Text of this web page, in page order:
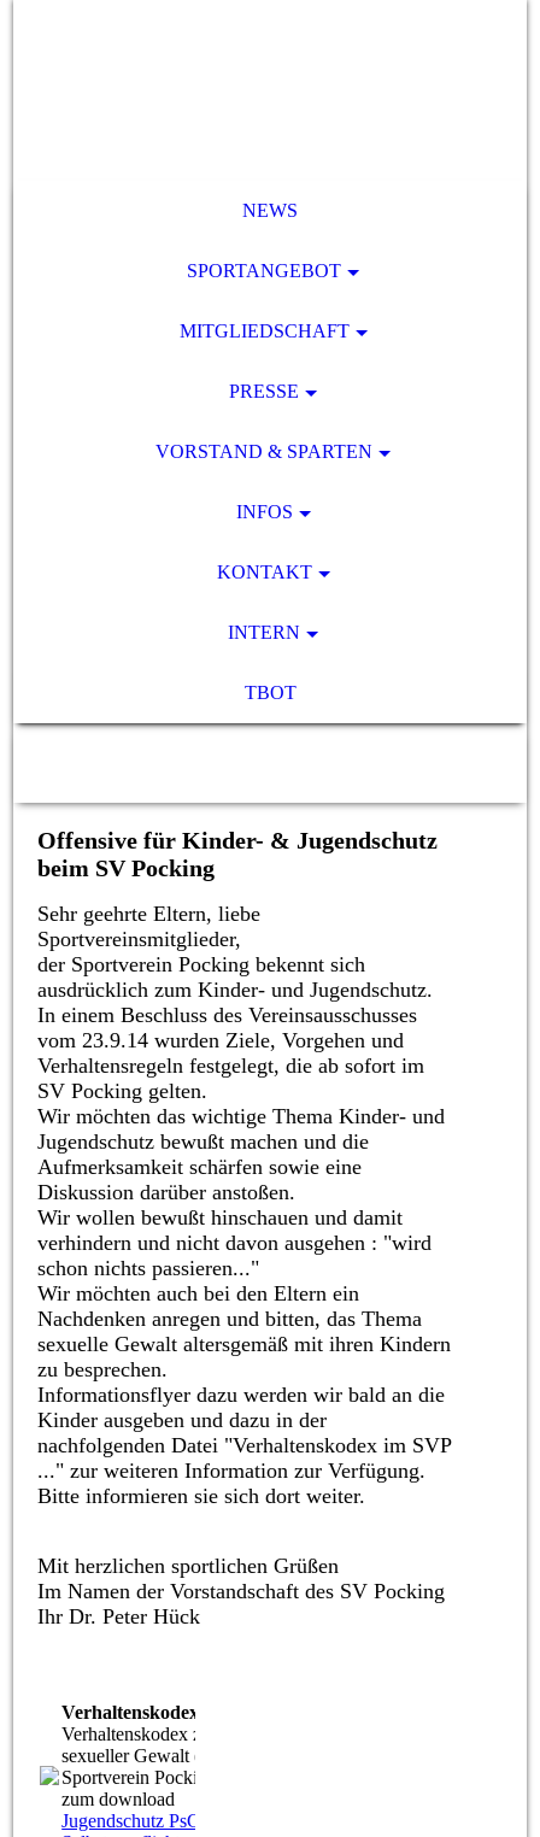
NEWS
SPORTANGEBOT
MITGLIEDSCHAFT
PRESSE
VORSTAND & SPARTEN
INFOS
KONTAKT
INTERN
TBOT
Offensive für Kinder- & Jugendschutz
beim SV Pocking
Sehr geehrte Eltern, liebe
Sportvereinsmitglieder,
der Sportverein Pocking bekennt sich
ausdrücklich zum Kinder- und Jugendschutz.
In einem Beschluss des Vereinsausschusses
vom 23.9.14 wurden Ziele, Vorgehen und
Verhaltensregeln festgelegt, die ab sofort im
SV Pocking gelten.
Wir möchten das wichtige Thema Kinder- und
Jugendschutz bewußt machen und die
Aufmerksamkeit schärfen sowie eine
Diskussion darüber anstoßen.
Wir wollen bewußt hinschauen und damit
verhindern und nicht davon ausgehen : "wird
schon nichts passieren..."
Wir möchten auch bei den Eltern ein
Nachdenken anregen und bitten, das Thema
sexuelle Gewalt altersgemäß mit ihren Kindern
zu besprechen.
Informationsflyer dazu werden wir bald an die
Kinder ausgeben und dazu in der
nachfolgenden Datei "Verhaltenskodex im SVP
..." zur weiteren Information zur Verfügung.
Bitte informieren sie sich dort weiter.
Mit herzlichen sportlichen Grüßen
Im Namen der Vorstandschaft des SV Pocking
Ihr Dr. Peter Hück
Verhaltenskodex
Verhaltenskodex zur Prävention
sexueller Gewalt (psg) im
Sportverein Pocking 1892 e.v. -
zum download
Jugendschutz PsG